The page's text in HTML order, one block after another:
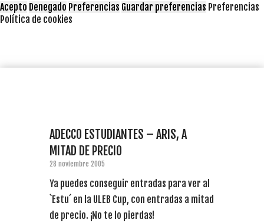
Acepto Denegado Preferencias Guardar preferencias Preferencias
Política de cookies
ADECCO ESTUDIANTES – ARIS, A
MITAD DE PRECIO
28 noviembre 2005
Ya puedes conseguir entradas para ver al
`Estu´ en la ULEB Cup, con entradas a mitad
de precio. ¡No te lo pierdas!